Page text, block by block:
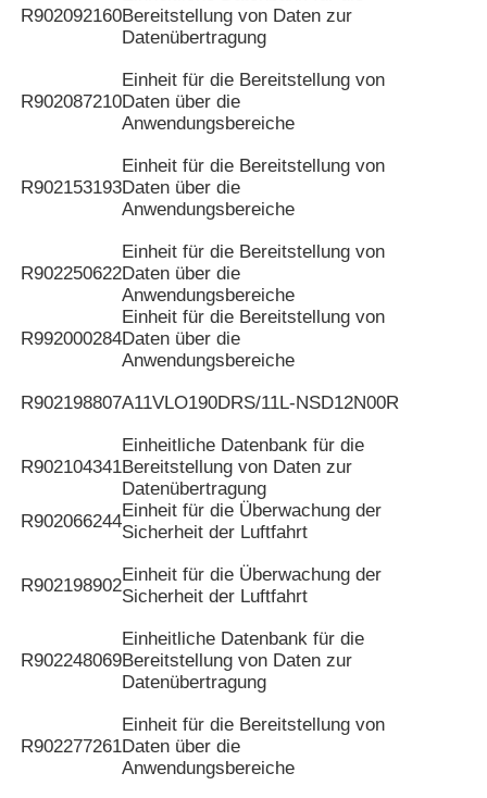
R902092160Bereitstellung von Daten zur
Datenübertragung
R902087210
Einheit für die Bereitstellung von
Daten über die
Anwendungsbereiche
R902153193
Einheit für die Bereitstellung von
Daten über die
Anwendungsbereiche
R902250622
Einheit für die Bereitstellung von
Daten über die
Anwendungsbereiche
R992000284
Einheit für die Bereitstellung von
Daten über die
Anwendungsbereiche
R902198807A11VLO190DRS/11L-NSD12N00R
R902104341
Einheitliche Datenbank für die
Bereitstellung von Daten zur
Datenübertragung
R902066244
Einheit für die Überwachung der
Sicherheit der Luftfahrt
R902198902
Einheit für die Überwachung der
Sicherheit der Luftfahrt
R902248069
Einheitliche Datenbank für die
Bereitstellung von Daten zur
Datenübertragung
R902277261
Einheit für die Bereitstellung von
Daten über die
Anwendungsbereiche